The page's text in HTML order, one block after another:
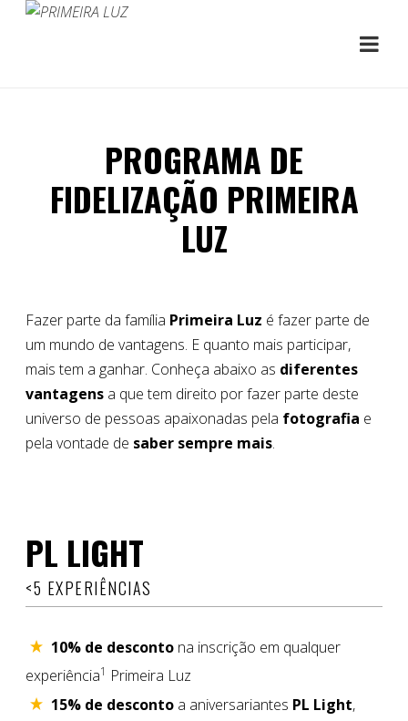
PROGRAMA DE
FIDELIZAÇÃO PRIMEIRA
LUZ
Fazer parte da família Primeira Luz é fazer parte de
um mundo de vantagens. E quanto mais participar,
mais tem a ganhar. Conheça abaixo as diferentes
vantagens a que tem direito por fazer parte deste
universo de pessoas apaixonadas pela fotografia e
pela vontade de saber sempre mais.
PL LIGHT
<5 EXPERIÊNCIAS
10% de desconto na inscrição em qualquer
experiência1 Primeira Luz
15% de descontoa aniversariantes PL Light,